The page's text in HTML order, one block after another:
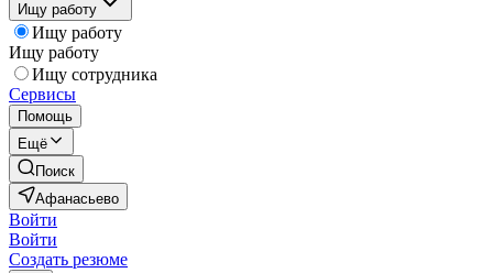
Ищу работу
Ищу работу
Ищу работу
Ищу сотрудника
Сервисы
Помощь
Ещё
Поиск
Афанасьево
Войти
Войти
Создать резюме